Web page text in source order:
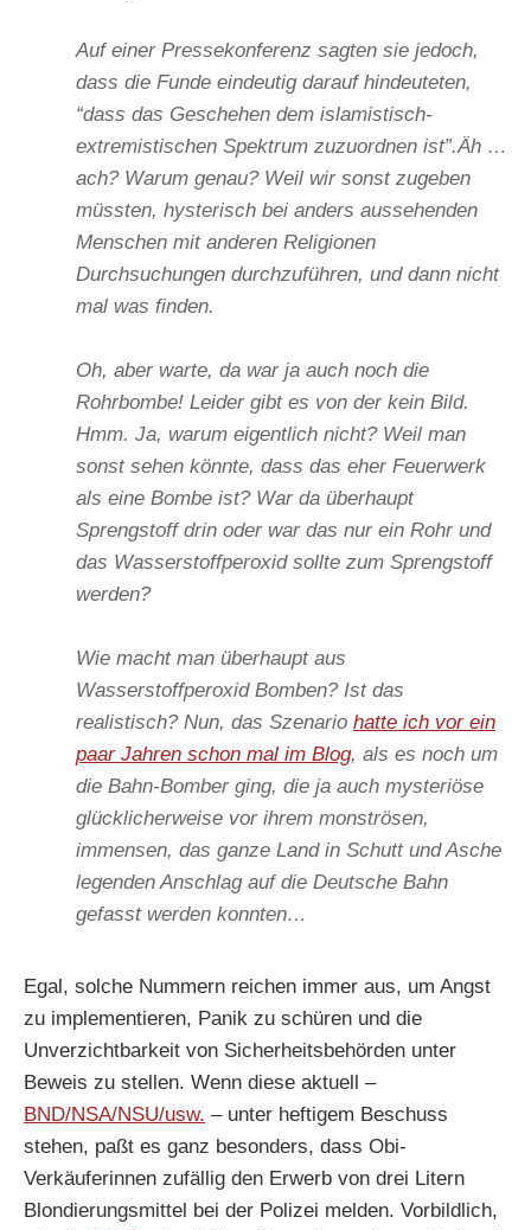
Auf einer Pressekonferenz sagten sie jedoch,
dass die Funde eindeutig darauf hindeuteten,
“dass das Geschehen dem islamistisch-
extremistischen Spektrum zuzuordnen ist”.Äh …
ach? Warum genau? Weil wir sonst zugeben
müssten, hysterisch bei anders aussehenden
Menschen mit anderen Religionen
Durchsuchungen durchzuführen, und dann nicht
mal was finden.
Oh, aber warte, da war ja auch noch die
Rohrbombe! Leider gibt es von der kein Bild.
Hmm. Ja, warum eigentlich nicht? Weil man
sonst sehen könnte, dass das eher Feuerwerk
als eine Bombe ist? War da überhaupt
Sprengstoff drin oder war das nur ein Rohr und
das Wasserstoffperoxid sollte zum Sprengstoff
werden?
Wie macht man überhaupt aus
Wasserstoffperoxid Bomben? Ist das
realistisch? Nun, das Szenario hatte ich vor ein
paar Jahren schon mal im Blog, als es noch um
die Bahn-Bomber ging, die ja auch mysteriöse
glücklicherweise vor ihrem monströsen,
immensen, das ganze Land in Schutt und Asche
legenden Anschlag auf die Deutsche Bahn
gefasst werden konnten…
Egal, solche Nummern reichen immer aus, um Angst
zu implementieren, Panik zu schüren und die
Unverzichtbarkeit von Sicherheitsbehörden unter
Beweis zu stellen. Wenn diese aktuell –
BND/NSA/NSU/usw. – unter heftigem Beschuss
stehen, paßt es ganz besonders, dass Obi-
Verkäuferinnen zufällig den Erwerb von drei Litern
Blondierungsmittel bei der Polizei melden. Vorbildlich,